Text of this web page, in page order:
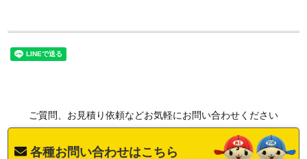
ご質問、お見積り依頼などお気軽にお問い合わせください
各種お問い合わせはこちら